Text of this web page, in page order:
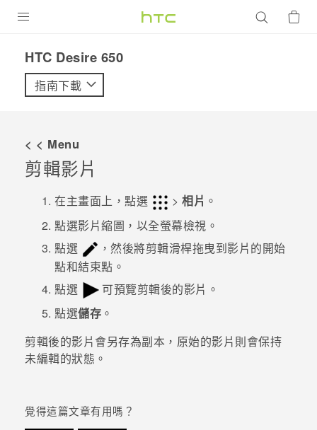
VIVE
配件
優惠專區
焦點訊息
銷售門市
銷售通路
支援服務
VIVELAND
登入
HTC Desire 650‎
指南下載
< < Menu
剪輯影片
在主畫面上，點選 > 相片 。
點選影片縮圖，以全螢幕檢視。
點選
，然後將剪輯滑桿拖曳到影片的開始
點和結束點。
點選
可預覽剪輯後的影片。
點選儲存 。
剪輯後的影片會另存為副本，原始的影片則會保持
未編輯的狀態。
覺得這篇文章有用嗎？